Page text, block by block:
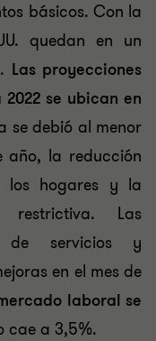
básicos. Con la
quedan en un
Las proyecciones
se ubican en
se debió al menor
año, la reducción
los hogares y la
Las
de servicios y
en el mes de
laboral se
cae a 3,5%.